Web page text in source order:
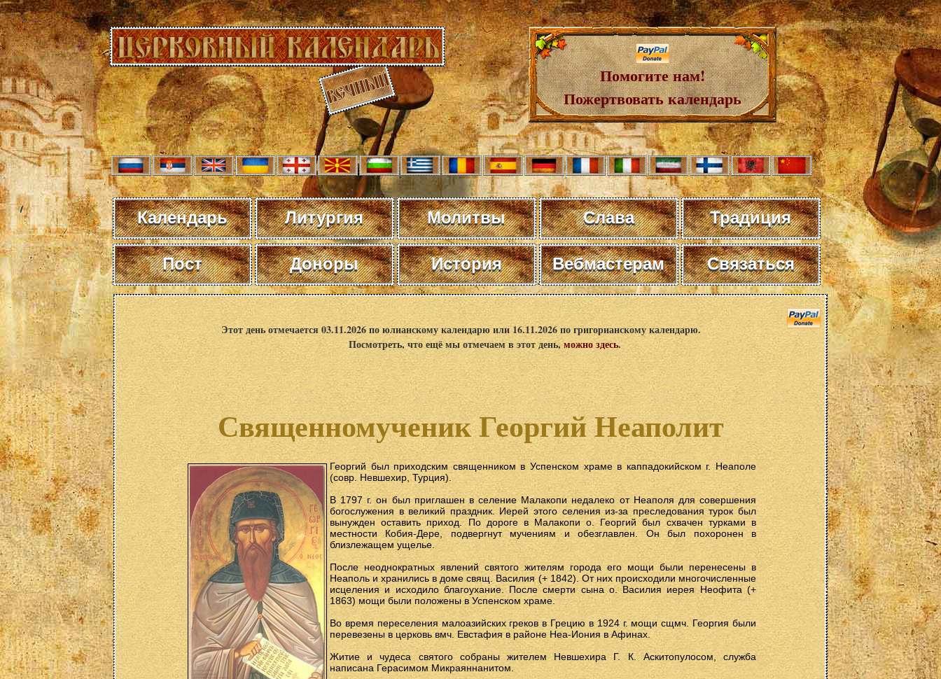
Помогите нам!
Пожертвовать календарь
Календарь Литургия Молитвы Слава Традиция
Пост Доноры История Вебмастерам Связаться
Этот день отмечается 03.11.2026 по юлианскому календарю или 16.11.2026 по григорианскому календарю.
Посмотреть, что ещё мы отмечаем в этот день,можно здесь.
Священномученик Георгий Неаполит
Георгий был приходским священником в Успенском храме в каппадокийском г. Неаполе
(совр. Невшехир, Турция).
В 1797 г. он был приглашен в селение Малакопи недалеко от Неаполя для совершения
богослужения в великий праздник. Иерей этого селения из-за преследования турок был
вынужден оставить приход. По дороге в Малакопи о. Георгий был схвачен турками в
местности Кобия-Дере, подвергнут мучениям и обезглавлен. Он был похоронен в
близлежащем ущелье.
После неоднократных явлений святого жителям города его мощи были перенесены в
Неаполь и хранились в доме свящ. Василия (+ 1842). От них происходили многочисленные
исцеления и исходило благоухание. После смерти сына о. Василия иерея Неофита (+
1863) мощи были положены в Успенском храме.
Во время переселения малоазийских греков в Грецию в 1924 г. мощи сщмч. Георгия были
перевезены в церковь вмч. Евстафия в районе Неа-Иония в Афинах.
Житие и чудеса святого собраны жителем Невшехира Г. К. Аскитопулосом, служба
написана Герасимом Микраяннанитом.